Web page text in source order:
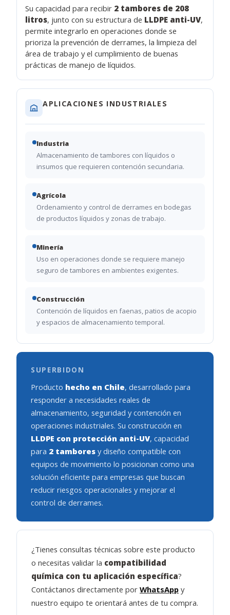
Su capacidad para recibir 2 tambores de 208
litros, junto con su estructura de LLDPE anti-UV,
permite integrarlo en operaciones donde se
prioriza la prevención de derrames, la limpieza del
área de trabajo y el cumplimiento de buenas
prácticas de manejo de líquidos.
APLICACIONES INDUSTRIALES
Industria
Almacenamiento de tambores con líquidos o
insumos que requieren contención secundaria.
Agrícola
Ordenamiento y control de derrames en bodegas
de productos líquidos y zonas de trabajo.
Minería
Uso en operaciones donde se requiere manejo
seguro de tambores en ambientes exigentes.
Construcción
Contención de líquidos en faenas, patios de acopio
y espacios de almacenamiento temporal.
SUPERBIDON
Producto hecho en Chile, desarrollado para
responder a necesidades reales de
almacenamiento, seguridad y contención en
operaciones industriales. Su construcción en
LLDPE con protección anti-UV, capacidad
para 2 tambores y diseño compatible con
equipos de movimiento lo posicionan como una
solución eficiente para empresas que buscan
reducir riesgos operacionales y mejorar el
control de derrames.
¿Tienes consultas técnicas sobre este producto
o necesitas validar la compatibilidad
química con tu aplicación específica?
Contáctanos directamente porWhatsApp y
nuestro equipo te orientará antes de tu compra.